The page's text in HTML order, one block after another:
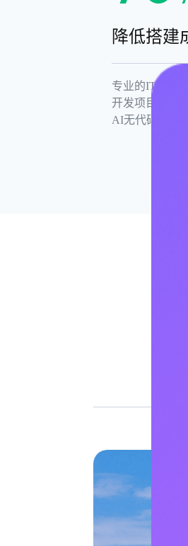
降低搭建
专业的IT团队
开发项目，简
AI无代码平台